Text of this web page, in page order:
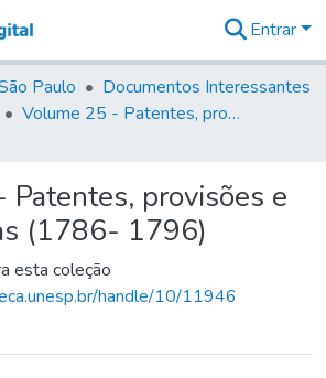
&
Coleções
Tudo na
Estatísticas
Entrar
Paulo
Documentos Interessantes
Volume 25 - Patentes, provisões e ordens régias (1786- 1796)
provisões e
(1786- 1796)
esta coleção
handle/10/11946